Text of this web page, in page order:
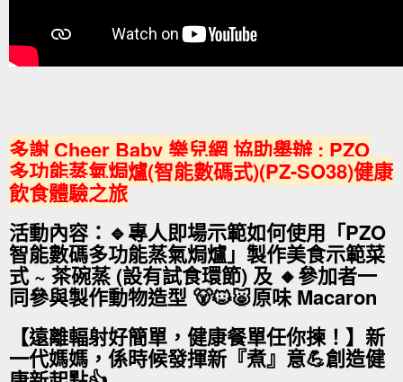
多謝 Cheer Baby 樂兒網 協助舉辦 : PZO
多功能蒸氣焗爐(智能數碼式)(PZ-SO38)健康
飲食體驗之旅
活動內容：🔹專人即場示範如何使用「PZO
智能數碼多功能蒸氣焗爐」製作美食示範菜
式 ~ 茶碗蒸 (設有試食環節) 及 🔸參加者一
同參與製作動物造型 🐻🐱🐷原味 Macaron
【遠離輻射好簡單，健康餐單任你揀！】新
一代媽媽，係時候發揮新『煮』意💪創造健